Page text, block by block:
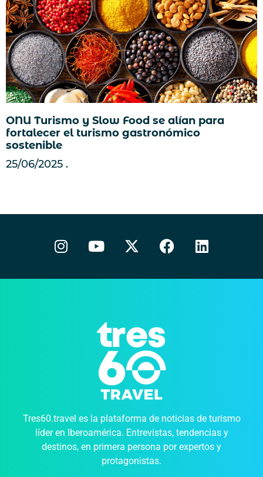
ONU Turismo y Slow Food se alían para
fortalecer el turismo gastronómico
sostenible
25/06/2025
Tres60.travel es la plataforma de noticias de turismo
líder en Iberoamérica. Entrevistas, tendencias y
destinos, en primera persona por expertos y
protagonistas.